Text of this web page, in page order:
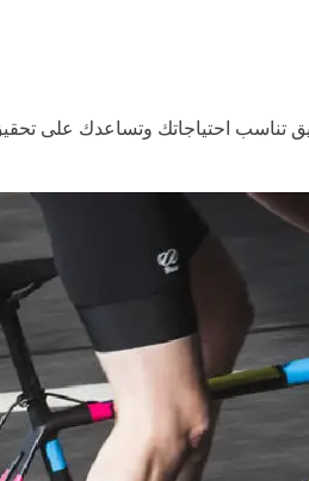
رطل، تبحث عن أفضل دراجة طريق تناسب